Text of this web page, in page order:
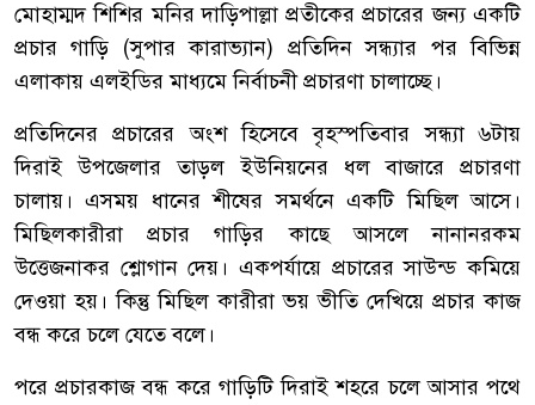
মোহাম্মদ শিশির মনির দাড়িপাল্লা প্রতীকের প্রচারের জন্য একটি
প্রচার গাড়ি (সুপার কারাভ্যান) প্রতিদিন সন্ধ্যার পর বিভিন্ন
এলাকায় এলইডির মাধ্যমে নির্বাচনী প্রচারণা চালাচ্ছে।
প্রতিদিনের প্রচারের অংশ হিসেবে বৃহস্পতিবার সন্ধ্যা ৬টায়
দিরাই উপজেলার তাড়ল ইউনিয়নের ধল বাজারে প্রচারণা
চালায়। এসময় ধানের শীষের সমর্থনে একটি মিছিল আসে।
মিছিলকারীরা প্রচার গাড়ির কাছে আসলে নানানরকম
উত্তেজনাকর শ্লোগান দেয়। একপর্যায়ে প্রচারের সাউন্ড কমিয়ে
দেওয়া হয়। কিন্তু মিছিল কারীরা ভয় ভীতি দেখিয়ে প্রচার কাজ
বন্ধ করে চলে যেতে বলে।
পরে প্রচারকাজ বন্ধ করে গাড়িটি দিরাই শহরে চলে আসার পথে